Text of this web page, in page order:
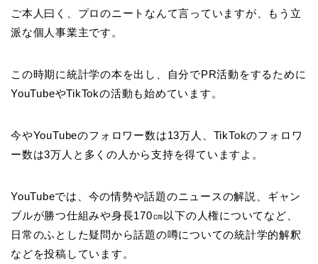
ご本人曰く、プロのニートなんて言っていますが、もう立
派な個人事業主です。
この時期に統計学の本を出し、自分でPR活動をするために
YouTubeやTikTokの活動も始めています。
今やYouTubeのフォロワー数は13万人 、 TikTokのフォロワ
ー数は3万人 と多くの人から支持を得ていますよ。
YouTubeでは、今の情勢や話題のニュースの解説、ギャン
ブルが勝つ仕組みや身長170㎝以下の人権についてなど、
日常のふとした疑問から話題の噂についての統計学的解釈
などを投稿しています。